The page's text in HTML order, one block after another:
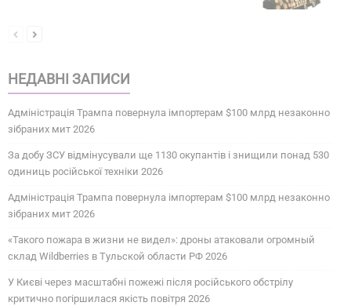
НЕДАВНІ ЗАПИСИ
Адміністрація Трампа повернула імпортерам $100 млрд незаконно
зібраних мит 2026
За добу ЗСУ відмінусували ще 1130 окупантів і знищили понад 530
одиниць російської техніки 2026
Адміністрація Трампа повернула імпортерам $100 млрд незаконно
зібраних мит 2026
«Такого пожара в жизни не видел»: дроны атаковали огромный
склад Wildberries в Тульской области РФ 2026
У Києві через масштабні пожежі після російського обстрілу
критично погіршилася якість повітря 2026